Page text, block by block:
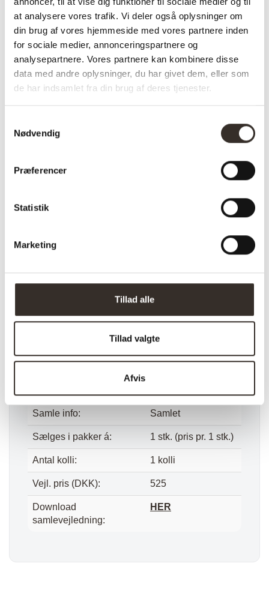
at analysere vores trafik. Vi deler også oplysninger om
din brug af vores hjemmeside med vores partnere inden
for sociale medier, annonceringspartnere og
analysepartnere. Vores partnere kan kombinere disse
data med andre oplysninger, du har givet dem, eller som
de har indsamlet fra din brug af deres tjenester.
Nødvendig
Præferencer
Statistik
Marketing
Tillad alle
Tillad valgte
Afvis
Varenummer (SKU): Bænke og puf
Specifikationer:
Materiale:
Polyester, Skum,
Farve:
Sæde højde:
Sæde dybde: 35 cm
42 cm
Bredde: 42 cm
36 cm
Samle info: Samlet
Sælges i pakker á: 1 stk. (pris pr. 1 stk.)
Antal kolli: 1 kolli
Vejl. pris (DKK): 525
Download
samlevejledning:
HER